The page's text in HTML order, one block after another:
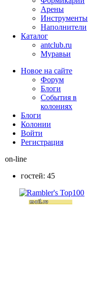
Арены
Инструменты
Наполнители
Каталог
antclub.ru
Муравьи
Новое на сайте
Форум
Блоги
События в
колониях
Блоги
Колонии
Войти
Peгиcтpaция
on-line
гостей: 45